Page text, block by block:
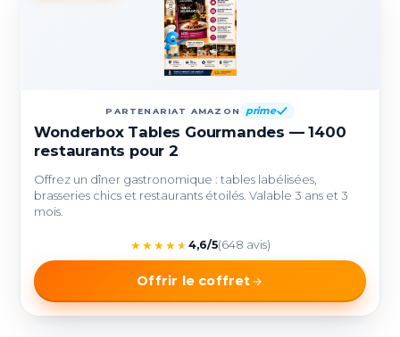
PARTENARIAT AMAZON prime
Wonderbox Tables Gourmandes — 1400
restaurants pour 2
Offrez un dîner gastronomique : tables labélisées,
brasseries chics et restaurants étoilés. Valable 3 ans et 3
mois.
★★★★★ 4,6/5(648 avis)
Offrir le coffret